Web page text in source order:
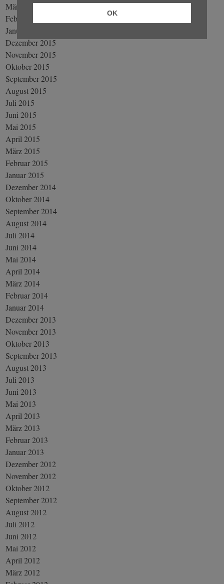
März 2016
Februar 2016
Januar 2016
Dezember 2015
November 2015
Oktober 2015
September 2015
August 2015
Juli 2015
Juni 2015
Mai 2015
April 2015
März 2015
Februar 2015
Januar 2015
Dezember 2014
Oktober 2014
September 2014
August 2014
Juli 2014
Juni 2014
Mai 2014
April 2014
März 2014
Februar 2014
Januar 2014
Dezember 2013
November 2013
Oktober 2013
September 2013
August 2013
Juli 2013
Juni 2013
Mai 2013
April 2013
März 2013
Februar 2013
Januar 2013
Dezember 2012
November 2012
Oktober 2012
September 2012
August 2012
Juli 2012
Juni 2012
Mai 2012
April 2012
März 2012
OK